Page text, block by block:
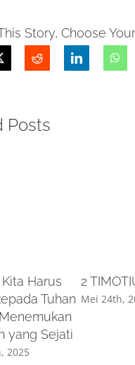
Story, Choose
Posts
Harus
Tuhan
yang Sejati
2025
2
Mei 24th,